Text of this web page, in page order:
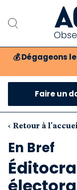
💰 Dégageons
Faire un
‹ Retour à
En Bref